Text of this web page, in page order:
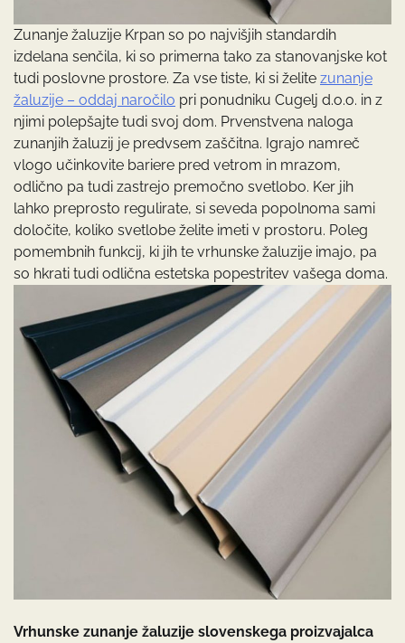
Zunanje žaluzije Krpan so po najvišjih standardih
izdelana senčila, ki so primerna tako za stanovanjske kot
tudi poslovne prostore. Za vse tiste, ki si želite zunanje
žaluzije – oddaj naročilo pri ponudniku Cugelj d.o.o. in z
njimi polepšajte tudi svoj dom. Prvenstvena naloga
zunanjih žaluzij je predvsem zaščitna. Igrajo namreč
vlogo učinkovite bariere pred vetrom in mrazom,
odlično pa tudi zastrejo premočno svetlobo. Ker jih
lahko preprosto regulirate, si seveda popolnoma sami
določite, koliko svetlobe želite imeti v prostoru. Poleg
pomembnih funkcij, ki jih te vrhunske žaluzije imajo, pa
so hkrati tudi odlična estetska popestritev vašega doma.
Vrhunske zunanje žaluzije slovenskega proizvajalca